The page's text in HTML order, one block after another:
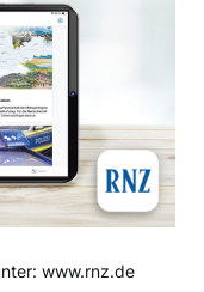
www.rnz.de